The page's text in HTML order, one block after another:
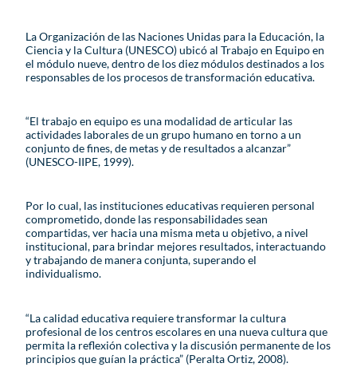
La Organización de las Naciones Unidas para la Educación, la
Ciencia y la Cultura (UNESCO) ubicó al Trabajo en Equipo en
el módulo nueve, dentro de los diez módulos destinados a los
responsables de los procesos de transformación educativa.
“El trabajo en equipo es una modalidad de articular las
actividades laborales de un grupo humano en torno a un
conjunto de fines, de metas y de resultados a alcanzar”
(UNESCO-IIPE, 1999).
Por lo cual, las instituciones educativas requieren personal
comprometido, donde las responsabilidades sean
compartidas, ver hacia una misma meta u objetivo, a nivel
institucional, para brindar mejores resultados, interactuando
y trabajando de manera conjunta, superando el
individualismo.
“La calidad educativa requiere transformar la cultura
profesional de los centros escolares en una nueva cultura que
permita la reflexión colectiva y la discusión permanente de los
principios que guían la práctica” (Peralta Ortiz, 2008).